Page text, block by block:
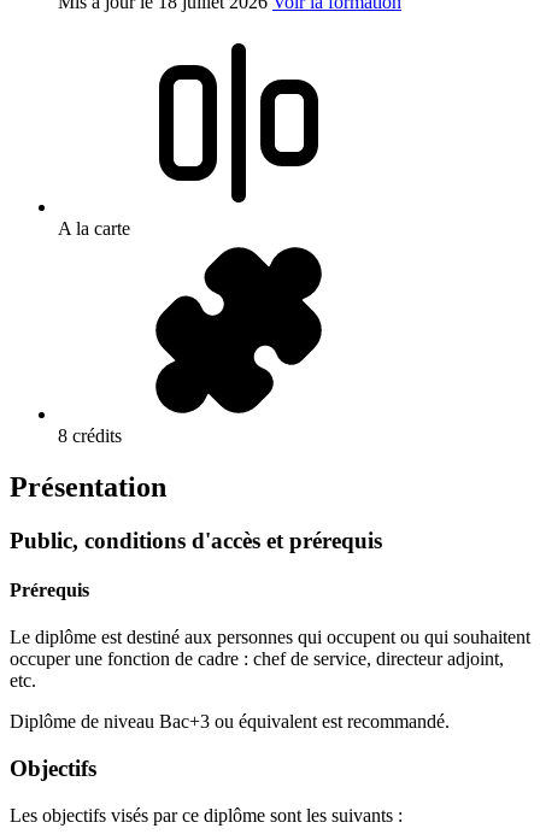
A la carte
8 crédits
Présentation
Public, conditions d'accès et prérequis
Prérequis
Le diplôme est destiné aux personnes qui occupent ou qui souhaitent
occuper une fonction de cadre : chef de service, directeur adjoint,
etc.
Diplôme de niveau Bac+3 ou équivalent est recommandé.
Objectifs
Les objectifs visés par ce diplôme sont les suivants :